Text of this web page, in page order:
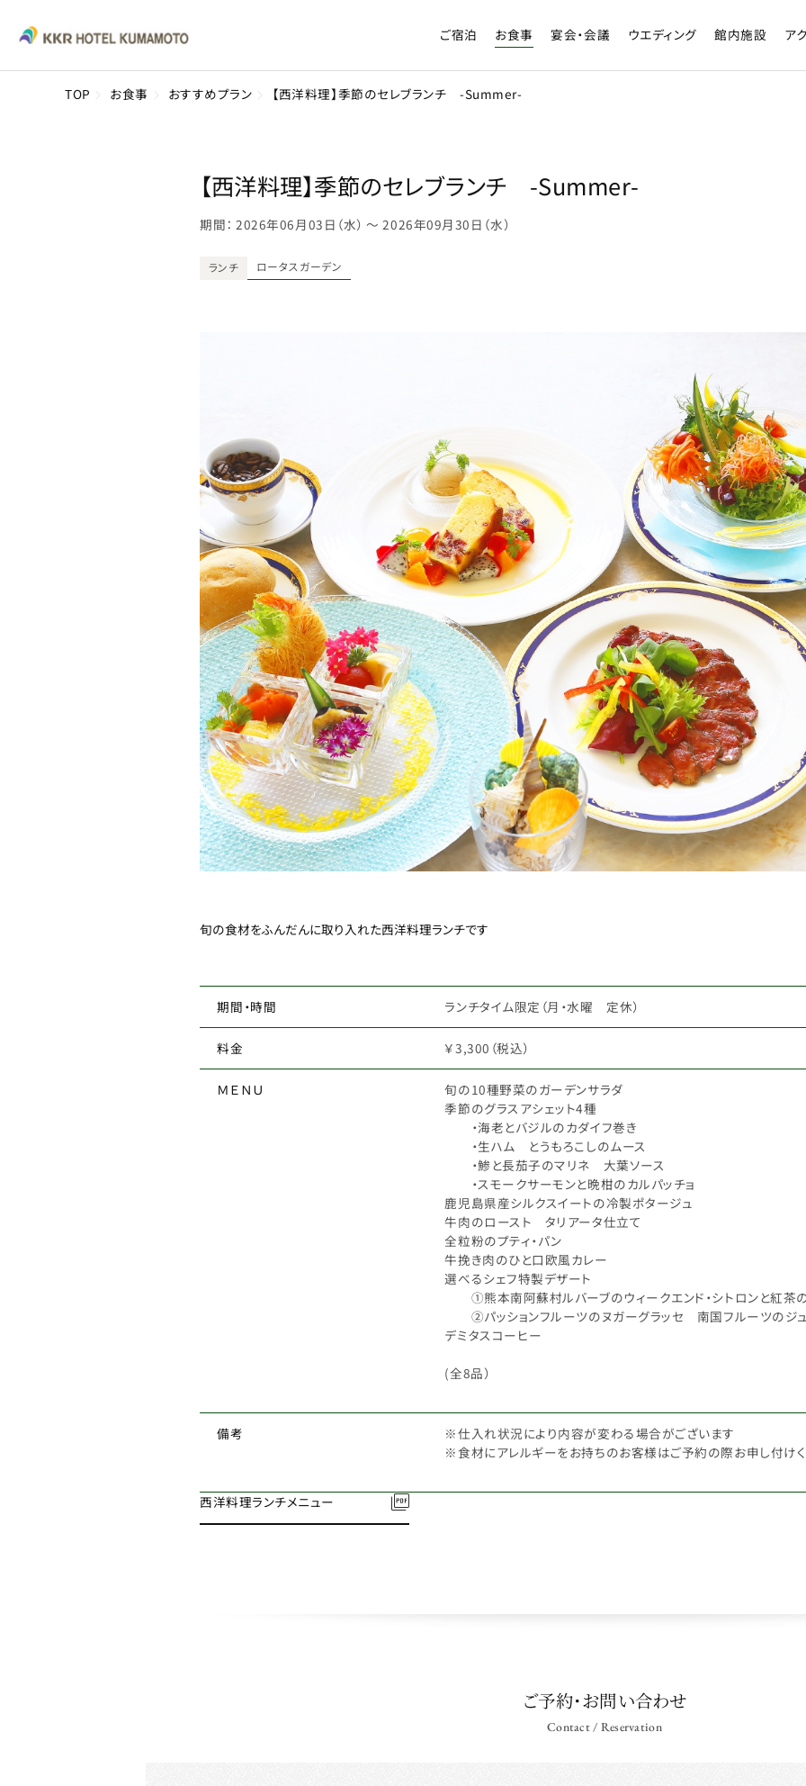
ご宿泊 お食事 宴会・会議 ウエディング 館内施設 ア
TOP お食事 おすすめプラン 【西洋料理】季節のセレブランチ -Summer-
【西洋料理】季節のセレブランチ -Summer-
期間： 2026年06月03日（水） 〜 2026年09月30日（水）
ランチ ロータスガーデン
旬の食材をふんだんに取り入れた西洋料理ランチです
期間・時間 ランチタイム限定（月・水曜 定休）
料金 ￥3,300（税込）
ＭＥＮＵ
旬の10種野菜のガーデンサラダ
季節のグラスアシェット4種
・海老とバジルのカダイフ巻き
・生ハム とうもろこしのムース
・鯵と長茄子のマリネ 大葉ソース
・スモークサーモンと晩柑のカルパッチョ
鹿児島県産シルクスイートの冷製ポタージュ
牛肉のロースト タリアータ仕立て
全粒粉のプティ・パン
牛挽き肉のひと口欧風カレー
選べるシェフ特製デザート
①熊本南阿蘇村ルバーブのウィークエンド・シトロンと紅茶
②パッションフルーツのヌガーグラッセ 南国フルーツのジ
デミタスコーヒー
(全8品）
備考
※仕入れ状況により内容が変わる場合がございます
※食材にアレルギーをお持ちのお客様はご予約の際お申し付け
西洋料理ランチメニュー
ご予約・お問い合わせ
Contact / Reservation